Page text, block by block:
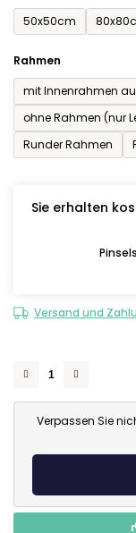
50x50cm
Rahmen
mit Innenrahmen
ohne Rahmen (nur
Runder Rahmen
Sie erhalten
Versand und
Verpassen Sie